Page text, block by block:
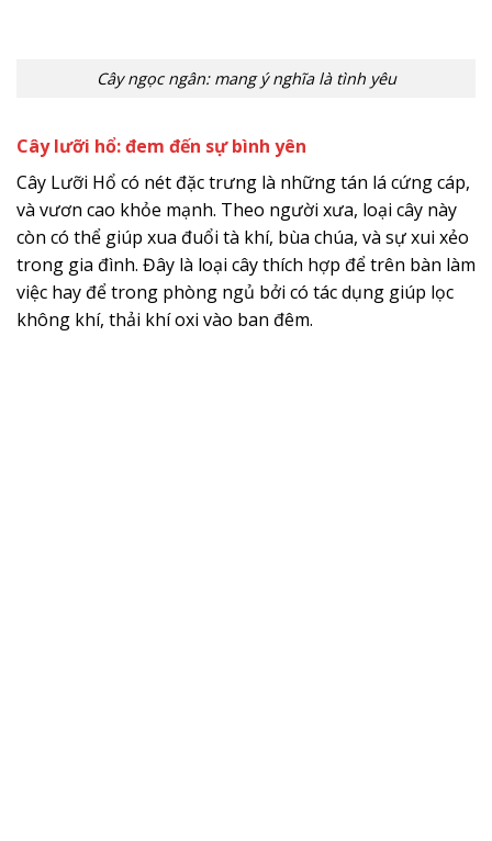
Cây ngọc ngân: mang ý nghĩa là tình yêu
Cây lưỡi hổ: đem đến sự bình yên
Cây Lưỡi Hổ có nét đặc trưng là những tán lá cứng cáp,
và vươn cao khỏe mạnh. Theo người xưa, loại cây này
còn có thể giúp xua đuổi tà khí, bùa chúa, và sự xui xẻo
trong gia đình. Đây là loại cây thích hợp để trên bàn làm
việc hay để trong phòng ngủ bởi có tác dụng giúp lọc
không khí, thải khí oxi vào ban đêm.